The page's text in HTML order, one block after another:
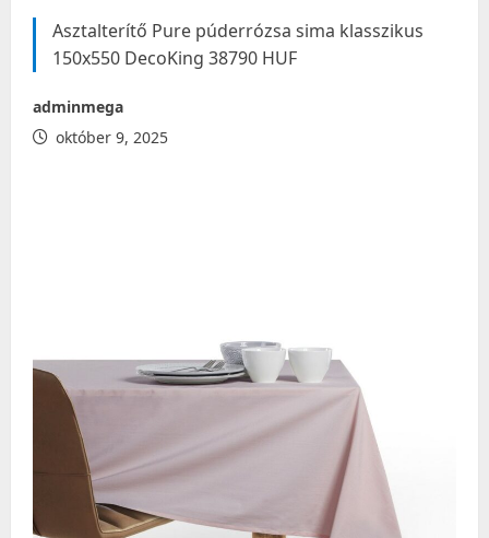
Asztalterítő Pure púderrózsa sima klasszikus
150x550 DecoKing 38790 HUF
adminmega
október 9, 2025